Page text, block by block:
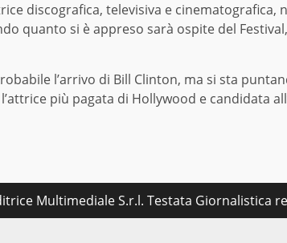
discografica, televisiva e cinematografica,
quanto si è appreso sarà ospite del
l’arrivo di Bill Clinton, ma si sta
più pagata di Hollywood e candidata
Multimediale S.r.l. Testata Giornalistica